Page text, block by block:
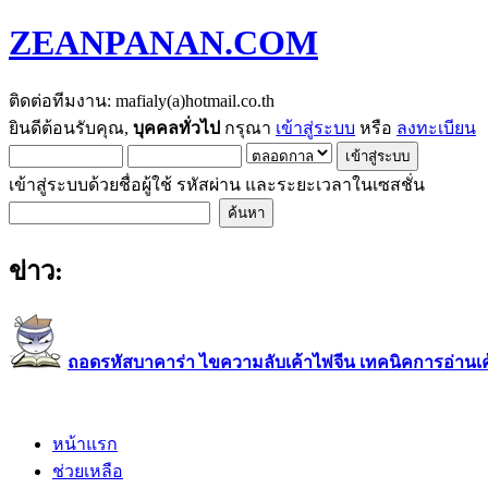
ZEANPANAN.COM
ติดต่อทีมงาน: mafialy(a)hotmail.co.th
ยินดีต้อนรับคุณ, บุคคลทั่วไป กรุณา เข้าสู่ระบบ หรือ ลงทะเบียน
เข้าสู่ระบบด้วยชื่อผู้ใช้ รหัสผ่าน และระยะเวลาในเซสชั่น
ข่าว:
ถอดรหัสบาคาร่า ไขความลับเค้าไพ่จีน เทคนิคการอ่าน
หน้าแรก
ช่วยเหลือ